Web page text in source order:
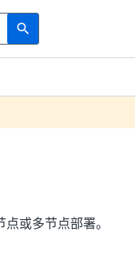
search
Search
或多节点部署。